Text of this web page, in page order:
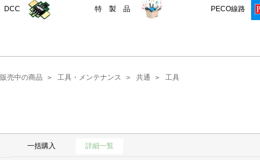
DCC 特 製 品 PECO線路
売中の商品 工具・メンテナンス 共通 工具
一括購入 詳細一覧